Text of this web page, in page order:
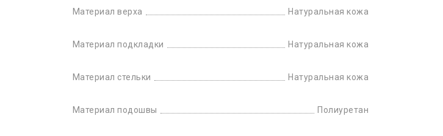
Материал верха Натуральная кожа
Материал подкладки Натуральная кожа
Материал стельки Натуральная кожа
Материал подошвы Полиуретан